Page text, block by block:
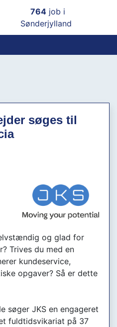
764 job i
Sønderjylland
søges til
og glad for
Trives du med en
kundeservice,
opgaver? Så er dette
søger JKS en engageret
fuldtidsvikariat på 37